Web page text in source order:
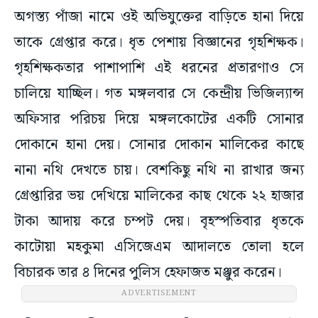
অগস্ত্য পাঁজা নামে ওই অভিযুক্তের বাড়িতে হানা দিয়ে
তাকে গ্রেপ্তার করে। ধৃত পেশায় বিজ্ঞানের গৃহশিক্ষক।
গৃহশিক্ষকতার পাশাপাশি এই ধরনের প্রতারণাও সে
চালিয়ে যাচ্ছিল। গত মঙ্গলবার সে কেন্দ্রীয় ভিজিল্যান্স
অফিসার পরিচয় দিয়ে মঙ্গলকোটের একটি সোনার
দোকানে হানা দেয়। সোনার দোকান মালিকের কাছে
নানা নথি দেখতে চায়। বেশকিছু নথি না রাখার জন্য
গ্রেপ্তারির ভয় দেখিয়ে মালিকের কাছ থেকে ২২ হাজার
টাকা আদায় করে চম্পট দেয়। বৃহস্পতিবার ধৃতকে
কাটোয়া মহকুমা এসিজেএম আদালতে তোলা হলে
বিচারক তার ৪ দিনের পুলিস হেফাজত মঞ্জুর করেন।
ADVERTISEMENT